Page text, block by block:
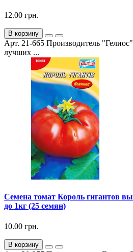
12.00 грн.
В корзину
Арт. 21-665 Производитель
лучших ...
Семена томат Король гигантов
до 1кг (25 семян)
10.00 грн.
В корзину